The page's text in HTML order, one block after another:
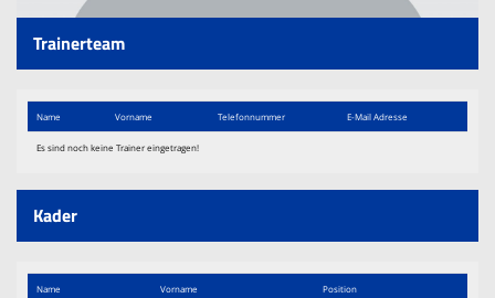
Links
Trainerteam
Name Vorname Telefon​nummer E-Mail Adresse
Es sind noch keine Trainer eingetragen!
Kader
Name Vorname Position